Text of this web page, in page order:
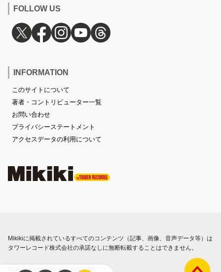
FOLLOW US
INFORMATION
このサイトについて
著者・コントリビューター一覧
お問い合わせ
プライバシーステートメント
アクセスデータの利用について
Mikikiに掲載されているすべてのコンテンツ（記事、画像、音声データ等）は
タワーレコード株式会社の承諾なしに無断転載することはできません。
©2023 Tower Records Japan Inc.